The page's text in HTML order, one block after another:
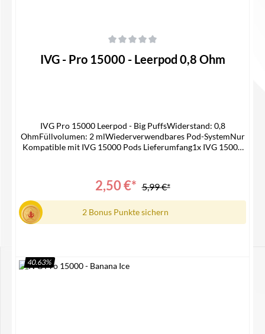
IVG - Pro 15000 - Leerpod 0,8 Ohm
IVG Pro 15000 Leerpod - Big PuffsWiderstand: 0,8
OhmFüllvolumen: 2 mlWiederverwendbares Pod-SystemNur
Kompatible mit IVG 15000 Pods Lieferumfang1x IVG 15000
2,50 €* 5,99 €*
2 Bonus Punkte sichern
40.63%